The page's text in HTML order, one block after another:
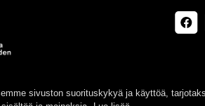
sivuston suorituskykyä ja käyttöä,